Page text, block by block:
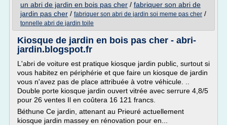
un abri de jardin en bois pas cher / fabriquer son abri de
jardin pas cher / fabriquer son abri de jardin soi meme pas cher /
tonnelle abri de jardin toile
Kiosque de jardin en bois pas cher - abri-
jardin.blogspot.fr
L'abri de voiture est pratique kiosque jardin public, surtout si
vous habitez en périphérie et que faire un kiosque de jardin
vous n'avez pas de place attribuée à votre véhicule. ..
Double porte kiosque jardin ouvert vitrée avec serrure 4,8/5
pour 26 ventes Il en coûtera 16 121 francs.
Béthune Ce jardin, attenant au Prieuré actuellement
kiosque jardin massey en rénovation pour en...